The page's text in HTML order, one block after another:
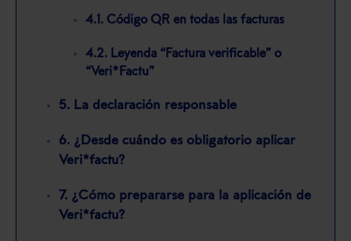
4.1. Código QR en todas las facturas
4.2. Leyenda “Factura verificable” o
“Veri*Factu”
5. La declaración responsable
6. ¿Desde cuándo es obligatorio aplicar
Veri*factu?
7. ¿Cómo prepararse para la aplicación de
Veri*factu?